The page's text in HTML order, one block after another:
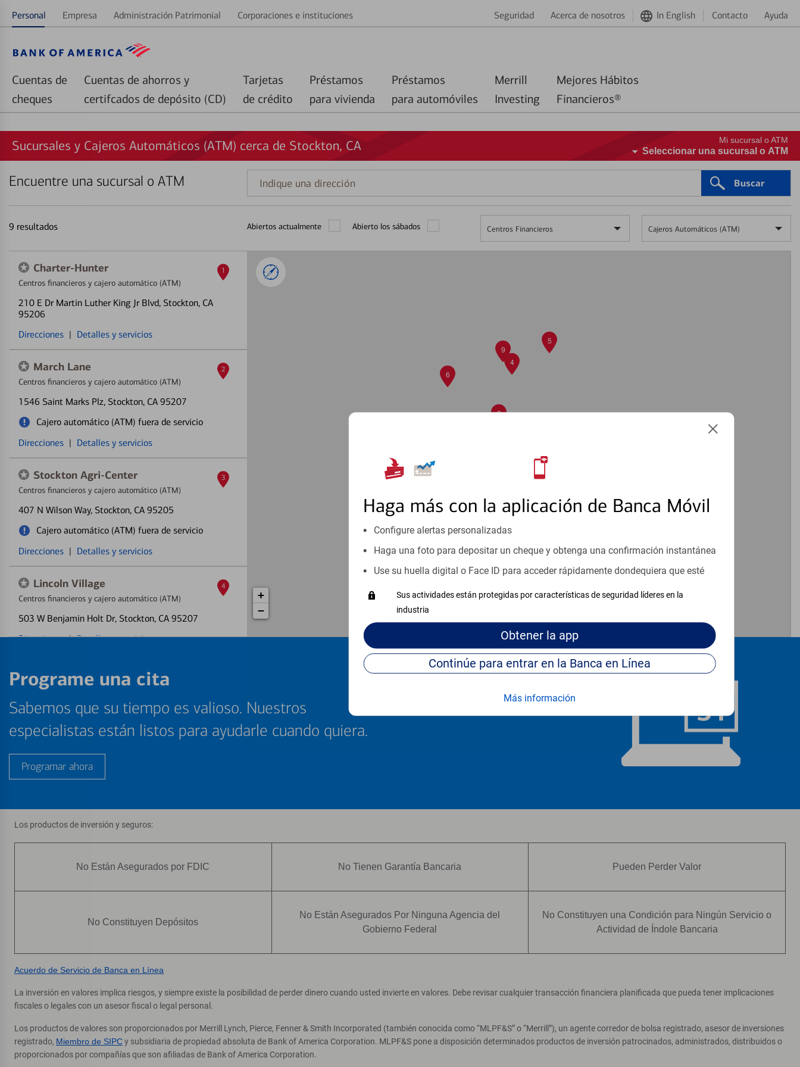
Personal Empresa Administración Patrimonial Corporaciones e instituciones Seguridad Acerca de nosotros In English Contacto Ayuda
Cuentas de
cheques
Cuentas de ahorros y
certifcados de depósito (CD)
Tarjetas
de crédito
Préstamos
para vivienda
Préstamos
para automóviles
Merrill
Investing
Mejores Hábitos
Financieros®
Haga más con la aplicación de Banca Móvil
Configure alertas personalizadas
Haga una foto para depositar un cheque y obtenga una confirmación instantánea
Use su huella digital o Face ID para acceder rápidamente dondequiera que esté
Sus actividades están protegidas por características de seguridad líderes en la
industria
Obtener la app
Continúe para entrar en la Banca en Línea
Más información
Sucursales y Cajeros Automáticos (ATM) cerca de Stockton, CA Mi sucursal o ATM
Seleccionar una sucursal o ATM
Encuentre una sucursal o ATM
Indique
una
Buscar
9 resultados Abiertos actualmente Abierto los sábados Centros Financieros Cajeros Automáticos (ATM)
Charter-Hunter
Centros financieros y cajero automático (ATM)
210 E Dr Martin Luther King Jr Blvd, Stockton, CA
95206
Direcciones | Detalles y servicios
1
March Lane
Centros financieros y cajero automático (ATM)
1546 Saint Marks Plz, Stockton, CA 95207
Cajero automático (ATM) fuera de servicio
Direcciones | Detalles y servicios
2
Stockton Agri-Center
Centros financieros y cajero automático (ATM)
407 N Wilson Way, Stockton, CA 95205
Cajero automático (ATM) fuera de servicio
Direcciones | Detalles y servicios
3
Lincoln Village
Centros financieros y cajero automático (ATM)
503 W Benjamin Holt Dr, Stockton, CA 95207
Direcciones | Detalles y servicios
4
Cajero automático (ATM)
1317 E Hammer Ln, Stockton, CA 95210
Cajero automático (ATM) fuera de servicio
Village Square Op
Pacific Harding
Detalles y servicios
Savemart 334 Stockton
Cajero automático (ATM)
3215 Pacific Ave, Stockton, CA 95204
Direcciones | Detalles y servicios
Savemart 091 Stockton
Cajero automático (ATM)
9
2
4
5
6
7
9
+
−
Programe una cita
Sabemos que su tiempo es valioso. Nuestros
especialistas están listos para ayudarle cuando quiera.
Programar ahora
Los productos de inversión y seguros:
No Están Asegurados por FDIC No Tienen Garantía Bancaria Pueden Perder Valor
No Constituyen Depósitos
No Están Asegurados Por Ninguna Agencia del
Gobierno Federal
No Constituyen una Condición para Ningún Servicio o
Actividad de Índole Bancaria
Acuerdo de Servicio de Banca en Línea
La inversión en valores implica riesgos, y siempre existe la posibilidad de perder dinero cuando usted invierte en valores. Debe revisar cualquier transacción financiera planificada que pueda tener implicaciones
fiscales o legales con un asesor fiscal o legal personal.
Los productos de valores son proporcionados por Merrill Lynch, Pierce, Fenner & Smith Incorporated (también conocida como “MLPF&S” o “Merrill”), un agente corredor de bolsa registrado, asesor de inversiones
registrado, Miembro de SIPCy subsidiaria de propiedad absoluta de Bank of America Corporation. MLPF&S pone a disposición determinados productos de inversión patrocinados, administrados, distribuidos o
proporcionados por compañías que son afiliadas de Bank of America Corporation.